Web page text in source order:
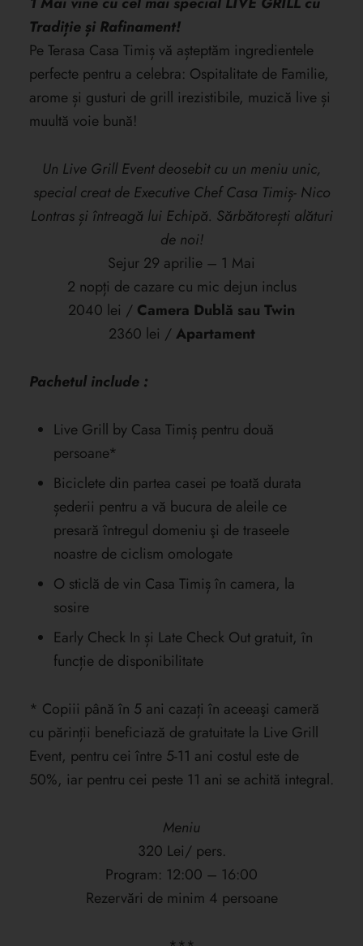
Tradiție și Rafinament!
Pe Terasa Casa Timiș vă așteptăm ingredientele
perfecte pentru a celebra: Ospitalitate de Familie,
arome și gusturi de grill irezistibile, muzică live și
muultă voie bună!
Un Live Grill Event deosebit cu un meniu unic,
special creat de Executive Chef Casa Timiș- Nico
Lontras și întreagă lui Echipă. Sărbătorești alături
de noi!
Sejur 29 aprilie – 1 Mai
2 nopți de cazare cu mic dejun inclus
2040 lei / Camera Dublă sau Twin
2360 lei / Apartament
Pachetul include :
Live Grill by Casa Timiș pentru două
persoane*
Biciclete din partea casei pe toată durata
șederii pentru a vă bucura de aleile ce
presară întregul domeniu şi de traseele
noastre de ciclism omologate
O sticlă de vin Casa Timiș în camera, la
sosire
Early Check In și Late Check Out gratuit, în
funcție de disponibilitate
* Copiii până în 5 ani cazați în aceeaşi cameră
cu părinții beneficiază de gratuitate la Live Grill
Event, pentru cei între 5-11 ani costul este de
50%, iar pentru cei peste 11 ani se achită integral.
Meniu
320 Lei/ pers.
Program: 12:00 – 16:00
Rezervări de minim 4 persoane